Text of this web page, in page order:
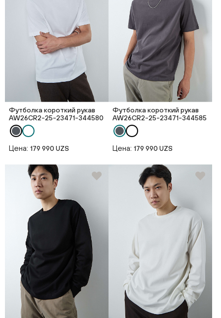
Футболка короткий рукав
AW26CR2-25-23471-344580
Цена: 179 990 UZS
Футболка короткий рукав
AW26CR2-25-23471-344585
Цена: 179 990 UZS